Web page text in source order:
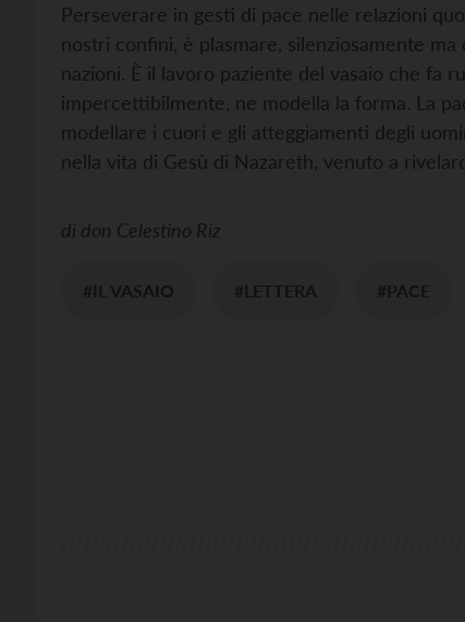
Perseverare in gesti di pace nelle relazioni
nostri confini, è plasmare, silenziosamente
nazioni. È il lavoro paziente del vasaio che fa
impercettibilmente, ne modella la forma. La
modellare i cuori e gli atteggiamenti degli
nella vita di Gesù di Nazareth, venuto a
di don Celestino Riz
#IL VASAIO #LETTERA #PACE